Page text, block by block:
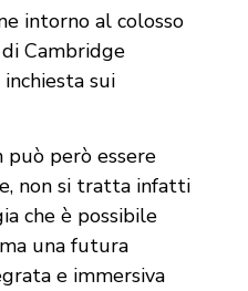
intorno al colosso
Cambridge
sui
può però essere
non si tratta infatti
che è possibile
una futura
e immersiva